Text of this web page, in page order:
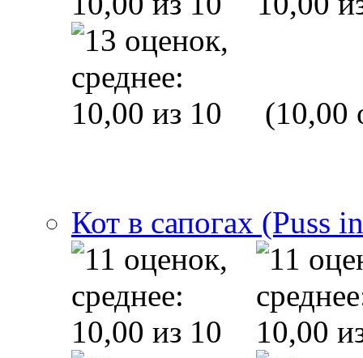
(10,00
Кот в сапогах (Puss